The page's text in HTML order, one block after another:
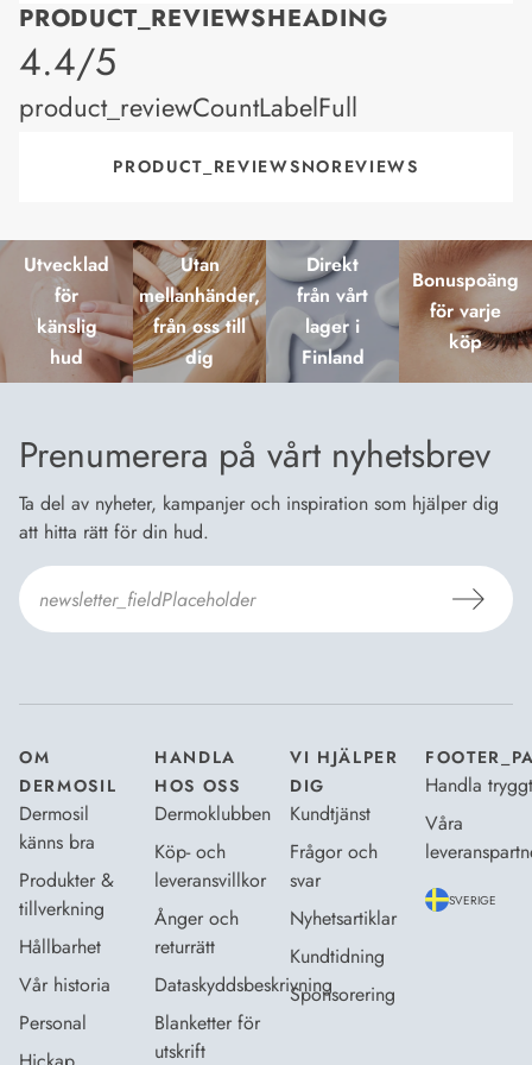
PRODUCT_REVIEWSHEADING
product_rating
4.4/5
product_reviewCountLabelFull
PRODUCT_REVIEWSNOREVIEWS
Utvecklad
för
känslig
hud
Utan
mellanhänder,
från oss till
dig
Direkt
från vårt
lager i
Finland
Bonuspoäng
för varje
köp
Prenumerera på vårt nyhetsbrev
Ta del av nyheter, kampanjer och inspiration som hjälper dig
att hitta rätt för din hud.
OM
DERMOSIL
Dermosil
känns bra
Produkter &
tillverkning
Hållbarhet
Vår historia
Personal
HANDLA
HOS OSS
Dermoklubben
Köp- och
leveransvillkor
Ånger och
returrätt
Dataskyddsbeskrivning
Blanketter för
utskrift
VI HJÄLPER
DIG
Kundtjänst
Frågor och
svar
Nyhetsartiklar
Kundtidning
Sponsorering
Handla tryggt
Våra
SVERIGE